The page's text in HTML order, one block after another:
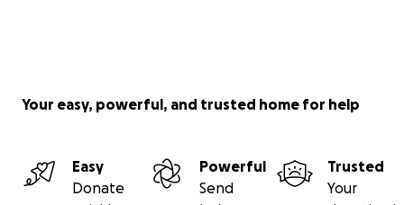
Your easy, powerful, and trusted home for help
Easy
Donate
Powerful
Send
Trusted
Your